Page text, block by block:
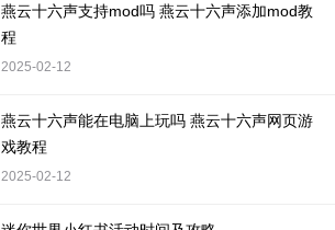
燕云十六声支持mod吗 燕云十六声添加mod教
程
2025-02-12
燕云十六声能在电脑上玩吗 燕云十六声网页游
戏教程
2025-02-12